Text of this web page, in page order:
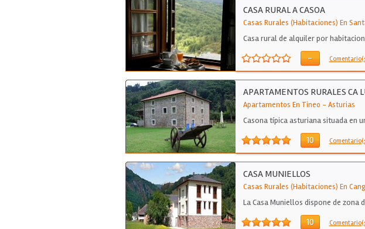
CASA RURAL A CASOA
Casas Rurales (Habitaciones) En
Casa rural de alquiler por
-
APARTAMENTOS RURALES CA
Apartamentos En Tineo - Asturias
Casona típica asturiana situada en
10
CASA MUNIELLOS
Casas Rurales (Habitaciones) En
La Casa Muniellos dispone de
10